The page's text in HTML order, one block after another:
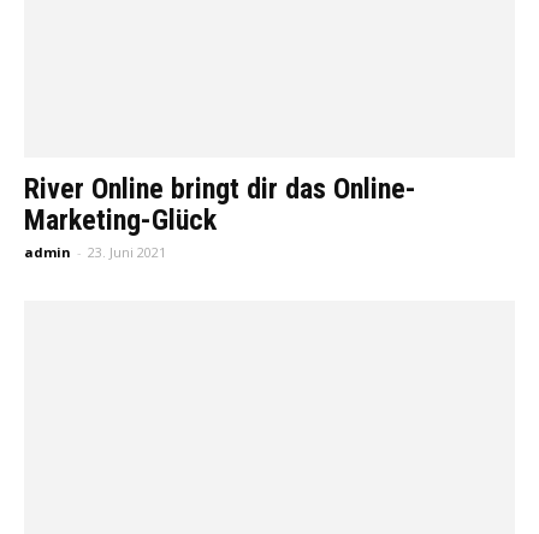
River Online bringt dir das Online-
Marketing-Glück
admin - 23. Juni 2021